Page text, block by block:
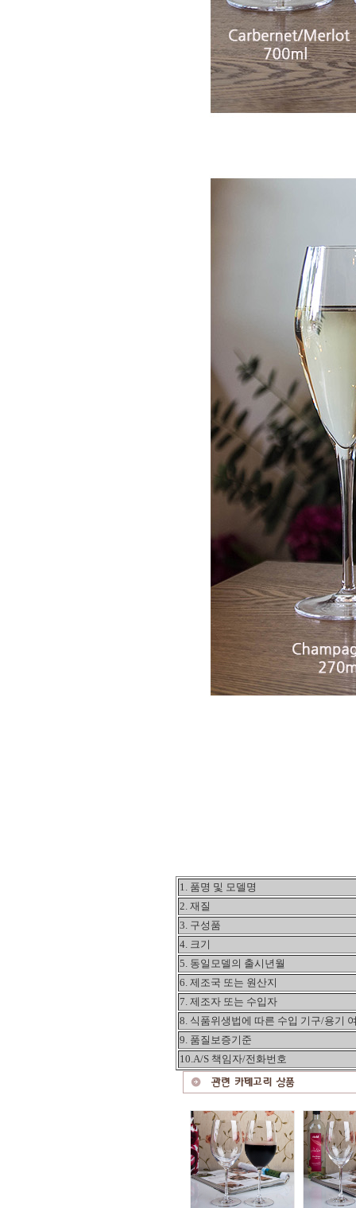
1. 품명 및 모델명
2. 재질
3. 구성품
4. 크기
5. 동일모델의 출시년월
6. 제조국 또는 원산지
7. 제조자 또는 수입자
8. 식품위생법에 따른 수입 기구/용기
9. 품질보증기준
10.A/S 책임자/전화번호